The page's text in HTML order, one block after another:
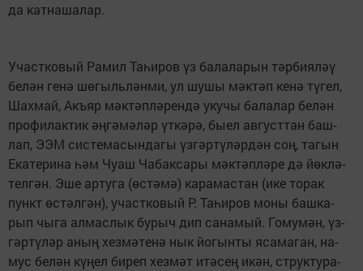
да кат­на­ша­лар.
Участ­ко­вый Ра­мил Та­һиров үз ба­ла­ла­рын тәр­би­я­ләү
бе­лән ге­нә шө­гыль­лән­ми, ул шу­шы мәк­тәп ке­нә тү­гел,
Шах­май, Акъ­яр мәк­тәп­лә­рен­дә уку­чы ба­ла­лар бе­лән
про­фи­лак­тик әң­гә­мә­ләр үт­кә­рә, бы­ел ав­густ­тан баш­
лап, ЭЭМ сис­те­ма­сын­да­гы үз­гә­ртүләр­дән соң, та­гын
Ека­те­ри­на һәм Чу­аш Ча­бак­са­ры мәк­тәп­лә­ре дә йөк­лә­
тел­гән. Эше ар­ту­га (өс­тә­мә) ка­ра­мас­тан (ике то­рак
пункт өс­тәл­гән), участ­ко­вый Р. Та­һи­ров мо­ны баш­ка­
рып чы­га ал­мас­лык бу­рыч дип са­на­мый. Го­му­мән, үз­
гәр­тү­ләр аның хез­мә­те­нә нык йо­гын­ты яса­ма­ган, на­
мус бе­лән кү­ңел би­реп хез­мәт итә­сең икән, ст­рук­ту­ра­